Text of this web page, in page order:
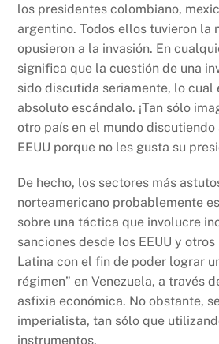
los presidentes colombiano,
argentino. Todos ellos tuvieron la
opusieron a la invasión. En
significa que la cuestión de una
sido discutida seriamente, lo cual
absoluto escándalo. ¡Tan sólo
otro país en el mundo
EEUU porque no les gusta su
De hecho, los sectores más
norteamericano probablemente
sobre una táctica que involucre
sanciones desde los EEUU y
Latina con el fin de poder lograr
régimen” en Venezuela, a través
asfixia económica. No obstante,
imperialista, tan sólo que
instrumentos.